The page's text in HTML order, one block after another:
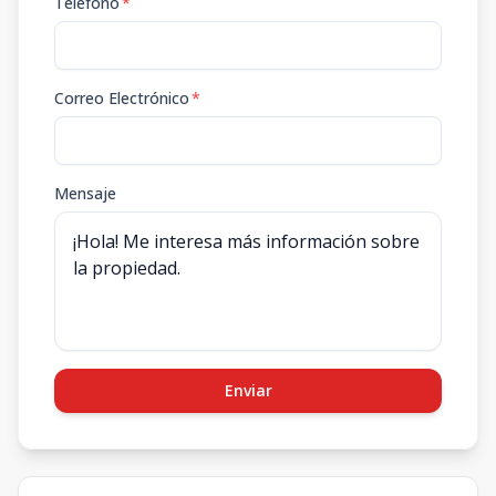
Correo Electrónico*
Mensaje
Enviar